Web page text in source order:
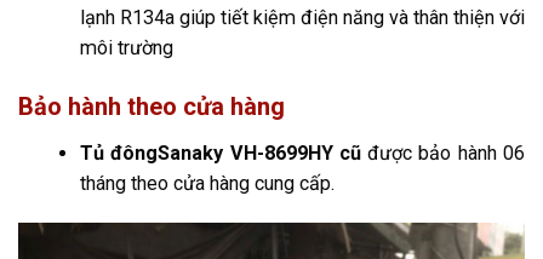
lạnh R134a giúp tiết kiệm điện năng và thân thiện với
môi trường
Bảo hành theo cửa hàng
Tủ đôngSanaky VH-8699HY cũđược bảo hành 06
tháng theo cửa hàng cung cấp.